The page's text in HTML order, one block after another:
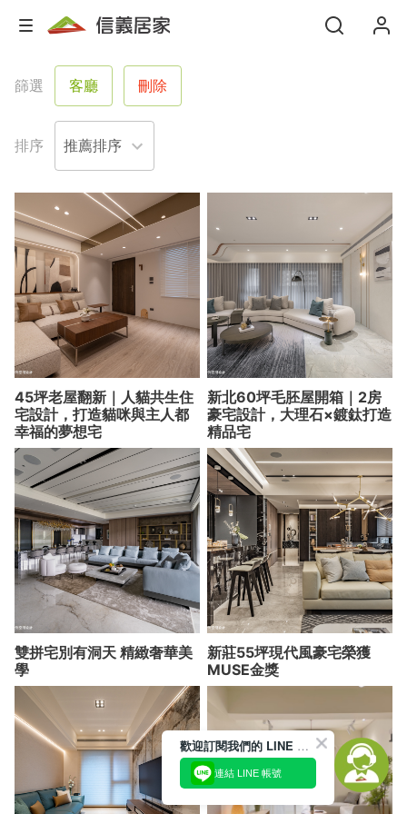
篩選 客廳 刪除
排序
45坪老屋翻新｜人貓共生住
宅設計，打造貓咪與主人都
幸福的夢想宅
新北60坪毛胚屋開箱｜2房
豪宅設計，大理石×鍍鈦打造
精品宅
雙拼宅別有洞天 精緻奢華美
學
新莊55坪現代風豪宅榮獲
MUSE金獎
歡迎訂閱我們的 LINE 官方帳號
連結 LINE 帳號